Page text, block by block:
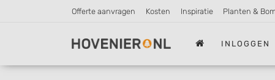
Offerte aanvragen Kosten Inspiratie Planten &
INLOGGEN